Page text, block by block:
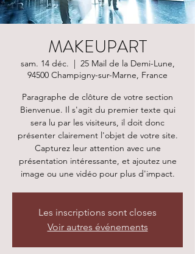
MAKEUPART
sam. 14 déc.
  |
25 Mail de la Demi-Lune,
94500 Champigny-sur-Marne, France
Paragraphe de clôture de votre section
Bienvenue. Il s'agit du premier texte qui
sera lu par les visiteurs, il doit donc
présenter clairement l'objet de votre site.
Capturez leur attention avec une
présentation intéressante, et ajoutez une
image ou une vidéo pour plus d'impact.
Les inscriptions sont closes
Voir autres événements